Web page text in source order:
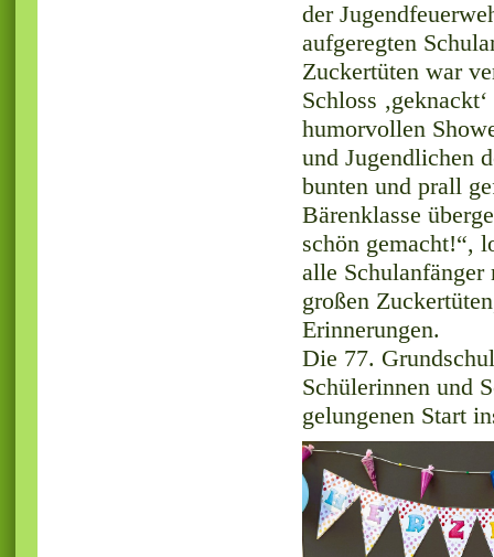
der
aufgeregten
Zuckertüten war
Schloss
humorvollen
und Jugendlichen
bunten und prall
Bärenklasse
schön gemacht!“,
alle
großen
Erinnerungen.
Die 77.
Schülerinnen und
gelungenen Start